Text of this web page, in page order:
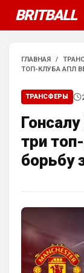
BRITBALL
ГЛАВНАЯ /
ТОП-КЛУБА АПЛ
ТРАНСФЕРЫ
три
борьбу
еже с ними.)
Ответ для
«Норм» от
AndRey • 19:26
Ответ для
Это слова
SkyNet
Ответ для
Один